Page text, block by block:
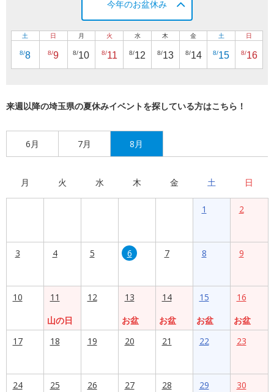
今年のお盆休み
土
8/8
日
8/9
月
8/10
火
8/11
水
8/12
木
8/13
金
8/14
土
8/15
日
8/16
来週以降の埼玉県の夏休みイベントを探している方はこちら！
6月 7月 8月
月 火 水 木 金 土 日
1 2
3 4 5 6 7 8 9
10
11
山の日
12
13
お盆
14
お盆
15
お盆
16
お盆
17
18 19 20 21 22 23
24 25 26 27 28 29 30